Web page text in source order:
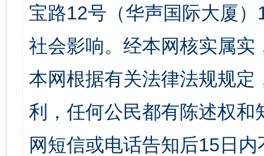
宝路12号（华声国际大厦
社会影响。经本网核实属
本网根据有关法律法规规
利，任何公民都有陈述权
网短信或电话告知后15日